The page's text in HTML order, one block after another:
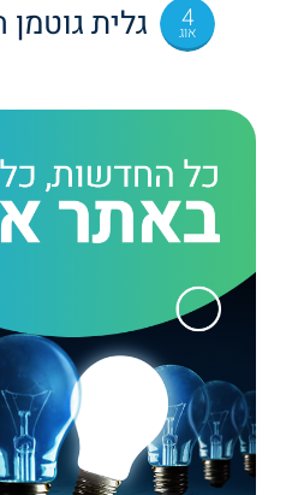
4
אוג גלית